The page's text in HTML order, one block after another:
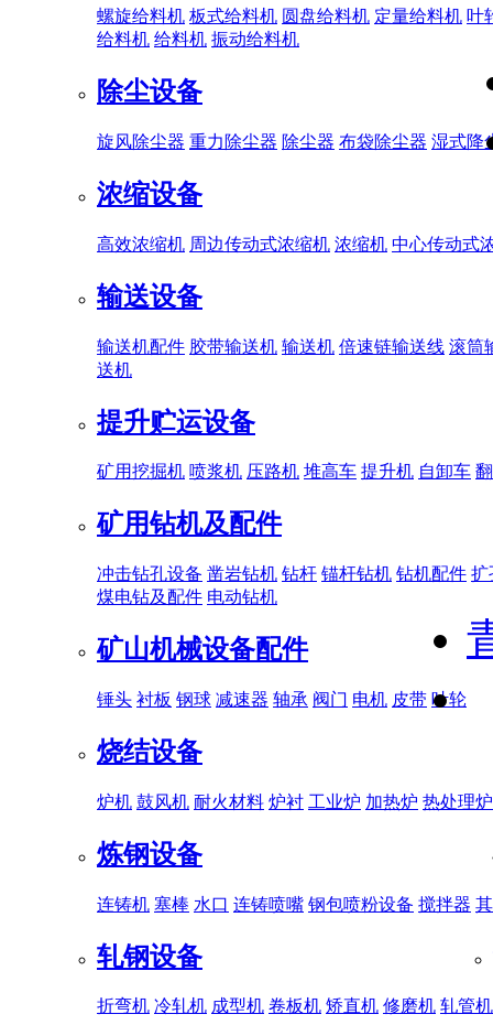
螺旋给料机 板式给料机 圆盘给料机 定量给料机 叶
给料机 给料机 振动给料机
除尘设备
旋风除尘器 重力除尘器 除尘器 布袋除尘器 湿式降
浓缩设备
高效浓缩机 周边传动式浓缩机 浓缩机 中心传动式
输送设备
输送机配件 胶带输送机 输送机 倍速链输送线 滚筒
送机
提升贮运设备
矿用挖掘机 喷浆机 压路机 堆高车 提升机 自卸车
矿用钻机及配件
冲击钻孔设备 凿岩钻机 钻杆 锚杆钻机 钻机配件 扩
煤电钻及配件 电动钻机
矿山机械设备配件
锤头 衬板 钢球 减速器 轴承 阀门 电机 皮带 叶轮
烧结设备
炉机 鼓风机 耐火材料 炉衬 工业炉 加热炉 热处理炉
炼钢设备
连铸机 塞棒 水口 连铸喷嘴 钢包喷粉设备 搅拌器
轧钢设备
折弯机 冷轧机 成型机 卷板机 矫直机 修磨机 轧管机